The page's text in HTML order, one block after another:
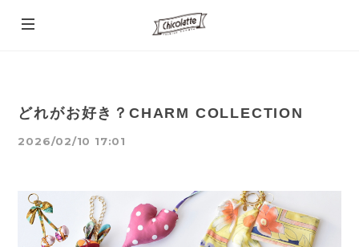
どれがお好き？CHARM COLLECTION
2026/02/10 17:01